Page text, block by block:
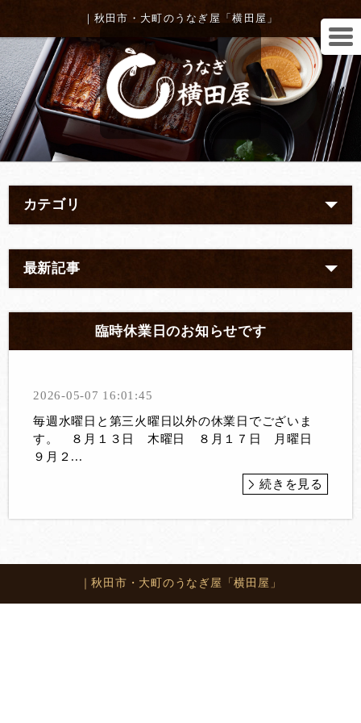
｜秋田市・大町のうなぎ屋「横田屋」
カテゴリ
最新記事
臨時休業日のお知らせです
2026-05-07 16:01:45
毎週水曜日と第三火曜日以外の休業日でございま
す。 ８月１３日 木曜日 ８月１７日 月曜日
９月２...
続きを見る
｜秋田市・大町のうなぎ屋「横田屋」